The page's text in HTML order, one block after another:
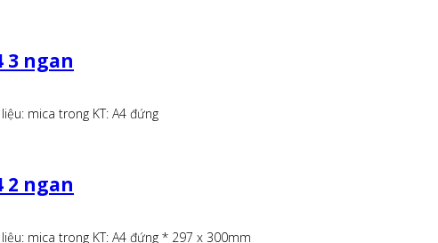
3 ngan
mica trong KT: A4 đứng
2 ngan
mica trong KT: A4 đứng * 297 x 300mm